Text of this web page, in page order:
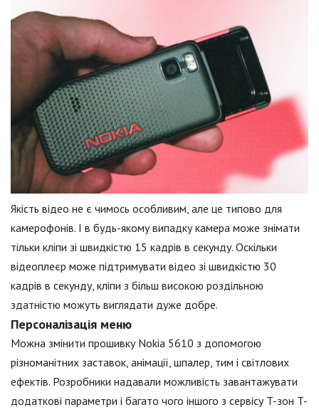
Якість відео не є чимось особливим, але це типово для
камерофонів. І в будь-якому випадку камера може знімати
тільки кліпи зі швидкістю 15 кадрів в секунду. Оскільки
відеоплеєр може підтримувати відео зі швидкістю 30
кадрів в секунду, кліпи з більш високою роздільною
здатністю можуть виглядати дуже добре.
Персоналізація меню
Можна змінити прошивку Nokia 5610 з допомогою
різноманітних заставок, анімації, шпалер, тим і світлових
ефектів. Розробники надавали можливість завантажувати
додаткові параметри і багато чого іншого з сервісу T-зон T-